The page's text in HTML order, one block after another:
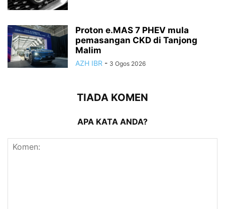
Proton e.MAS 7 PHEV mula
pemasangan CKD di Tanjong
Malim
AZH IBR - 3 Ogos 2026
TIADA KOMEN
APA KATA ANDA?